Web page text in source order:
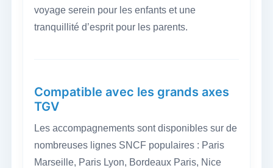
voyage serein pour les enfants et une
tranquillité d’esprit pour les parents.
Compatible avec les grands axes
TGV
Les accompagnements sont disponibles sur de
nombreuses lignes SNCF populaires : Paris
Marseille, Paris Lyon, Bordeaux Paris, Nice